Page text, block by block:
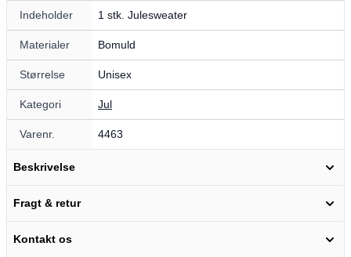
Indeholder 1 stk. Julesweater
Materialer Bomuld
Størrelse Unisex
Kategori Jul
Varenr. 4463
Beskrivelse
Fragt & retur
Kontakt os